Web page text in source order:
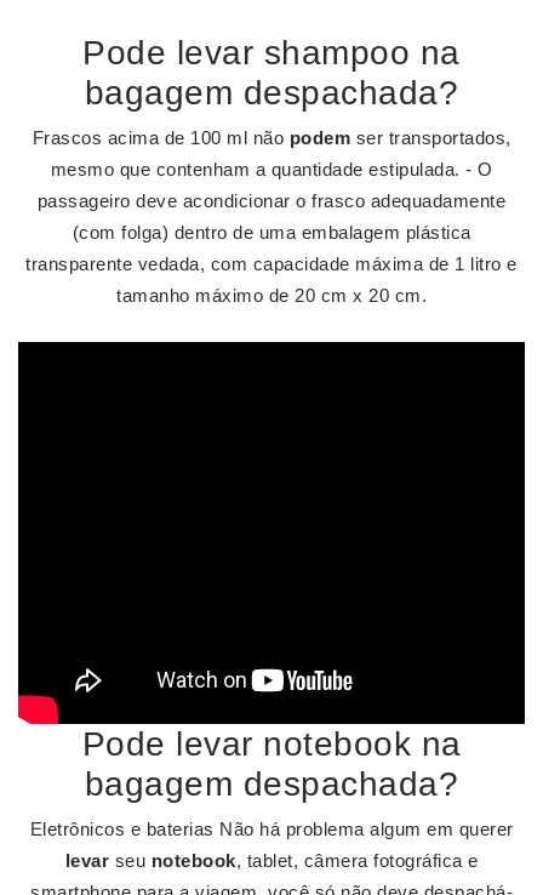
Pode levar shampoo na
bagagem despachada?
Frascos acima de 100 ml não podem ser transportados,
mesmo que contenham a quantidade estipulada. - O
passageiro deve acondicionar o frasco adequadamente
(com folga) dentro de uma embalagem plástica
transparente vedada, com capacidade máxima de 1 litro e
tamanho máximo de 20 cm x 20 cm.
Pode levar notebook na
bagagem despachada?
Eletrônicos e baterias Não há problema algum em querer
levar seu notebook, tablet, câmera fotográfica e